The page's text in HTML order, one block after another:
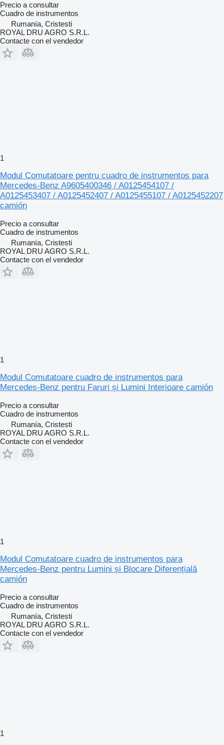
Precio a consultar
Cuadro de instrumentos
Rumanía, Cristesti
ROYAL DRU AGRO S.R.L.
Contacte con el vendedor
1
Modul Comutatoare pentru cuadro de instrumentos para
Mercedes-Benz A9605400346 / A0125454107 /
A0125453407 / A0125452407 / A0125455107 / A0125452207
camión
Precio a consultar
Cuadro de instrumentos
Rumanía, Cristesti
ROYAL DRU AGRO S.R.L.
Contacte con el vendedor
1
Modul Comutatoare cuadro de instrumentos para
Mercedes-Benz pentru Faruri și Lumini Interioare camión
Precio a consultar
Cuadro de instrumentos
Rumanía, Cristesti
ROYAL DRU AGRO S.R.L.
Contacte con el vendedor
1
Modul Comutatoare cuadro de instrumentos para
Mercedes-Benz pentru Lumini și Blocare Diferențială
camión
Precio a consultar
Cuadro de instrumentos
Rumanía, Cristesti
ROYAL DRU AGRO S.R.L.
Contacte con el vendedor
1